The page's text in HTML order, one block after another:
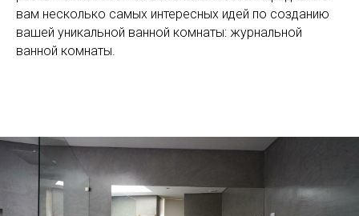
вам несколько самых интересных идей по созданию
вашей уникальной ванной комнаты: журнальной
ванной комнаты.